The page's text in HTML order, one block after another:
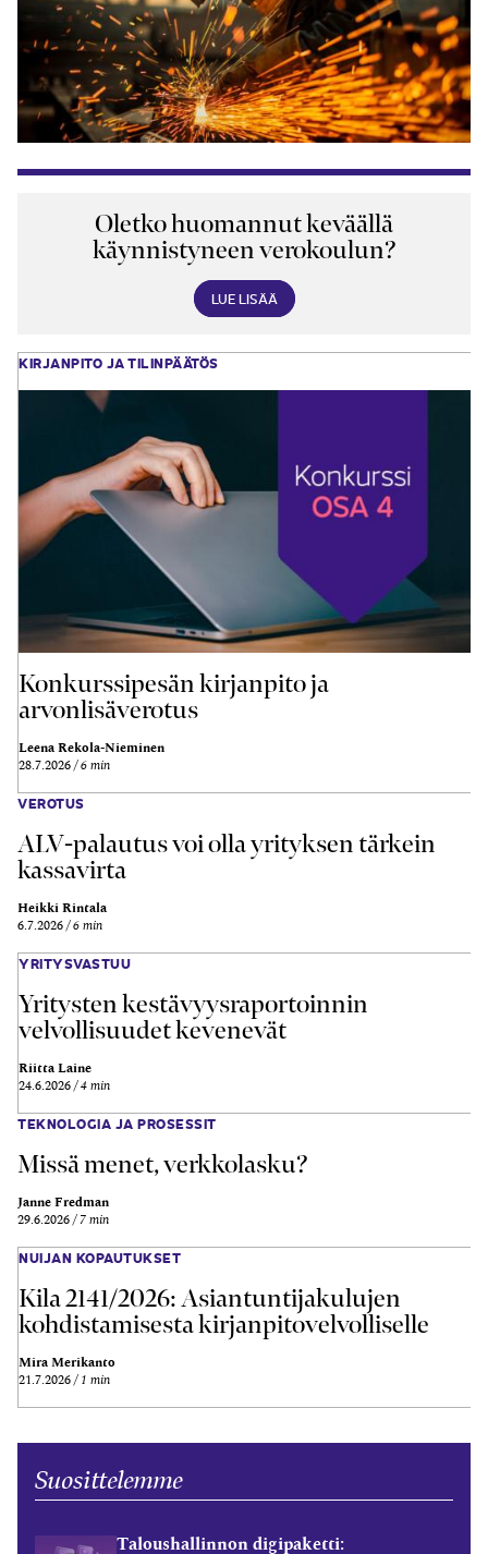
Oletko huomannut keväällä
käynnistyneen verokoulun?
LUE LISÄÄ
KIRJANPITO JA TILINPÄÄTÖS
Konkurssipesän kirjanpito ja
arvonlisäverotus
Leena Rekola-Nieminen
28.7.2026 6 min
VEROTUS
ALV-palautus voi olla yrityksen tärkein
kassavirta
Heikki Rintala
6.7.2026 6 min
YRITYSVASTUU
Yritysten kestävyysraportoinnin
velvollisuudet kevenevät
Riitta Laine
24.6.2026 4 min
TEKNOLOGIA JA PROSESSIT
Missä menet, verkkolasku?
Janne Fredman
29.6.2026 7 min
NUIJAN KOPAUTUKSET
Kila 2141/2026: Asiantuntijakulujen
kohdistamisesta kirjanpitovelvolliselle
Mira Merikanto
21.7.2026 1 min
Suosittelemme
Taloushallinnon digipaketti: